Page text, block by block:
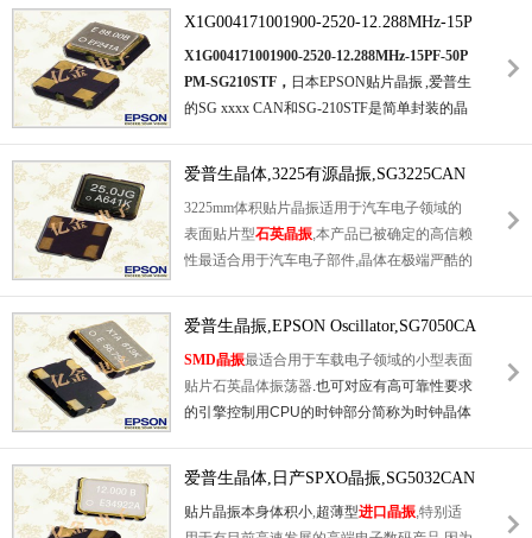
能,长期工作故障率低,适用于汽车座舱电子,户
外无线通信设备晶振等对环境适应性要求极高
的场景,为设备全天候稳定运行提供可靠时钟保
X1G004171001900-2520-12.288MHz-15P
F-50PPM-SG210STF
X1G004171001900-2520-12.288MHz-15PF-50P
PM-SG210STF ， 日本EPSON贴片晶振 爱普生
的SG xxxx CAN和SG-210STF是简单封装的晶
动化等各种应用的理想选择。 这些SPXO具有
低电流消耗，宽工作电压从1. 6V至3. 63V和广
泛的工作温度范围从-40°C到85°C，此外，可
操作高达105°C。 这些SPXO有五种不同的包
米，可在标准销出。物联网，可穿戴设备，数
爱普生晶体,3225有源晶振,SG3225CAN
振荡器
3225mm体积贴片晶振适用于汽车电子领域的
表面贴片型石英晶振 ,本产品已被确定的高信赖
性最适合用于汽车电子部件,晶体在极端严酷的
足无铅焊接的高温回流温度曲线要求,符合AEC
-Q200标准.
爱普生晶振,EPSON Oscillator,SG7050CA
N有源晶体,SG7050CAN 30.000000M-TJ
GA3
SMD晶振最适合用于车载电子领域的小型表面
贴片石英晶体振荡器 也可对应有高可靠性要求
的引擎控制用CPU的时钟部分简称为时钟晶体
优良的耐环境特性
满足无铅焊接的回流温度曲
线要求,符合AEC-Q200标准.
爱普生晶体,日产SPXO晶振,SG5032CAN
进口振荡器,SG5032CAN 12.000000M-TJ
贴片晶振本身体积小 超薄型进口晶振 特别适